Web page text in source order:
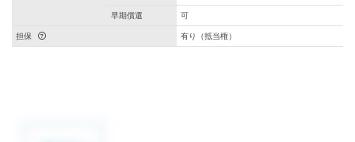
早期償還 可
担保 有り（抵当権）